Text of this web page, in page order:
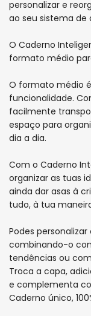
personalizar e
ao seu sistema de
O Caderno
formato médio
O formato médio
funcionalidade.
facilmente
espaço para
dia a dia.
Com o Caderno
organizar as tuas
ainda dar asas à
tudo, à tua
Podes
combinando-o
tendências ou
Troca a capa,
e complementa
Caderno único,